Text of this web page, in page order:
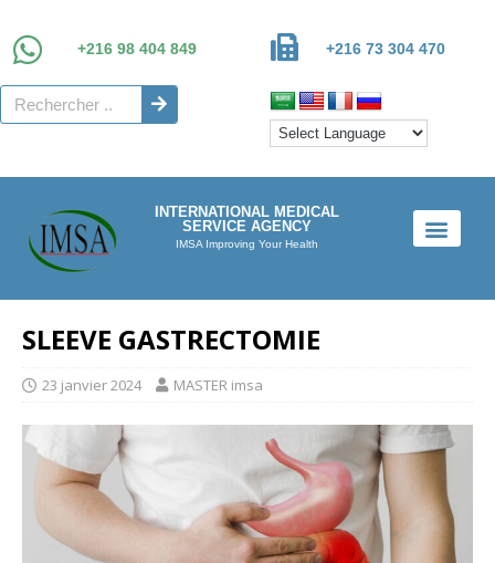
+216 98 404 849 +216 73 304 470
INTERNATIONAL MEDICAL
SERVICE AGENCY
IMSA Improving Your Health
SLEEVE GASTRECTOMIE
23 janvier 2024 MASTER imsa